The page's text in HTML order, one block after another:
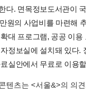
다. 면목정보도서관이
원의 사업비를 마련해
대 프로그램, 공공 이
정보실에 설치돼 있다.
실안에서 무료로 이용
텐츠는 <서울&>의 의